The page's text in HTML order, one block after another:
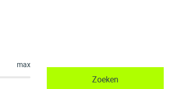
max
Zoeken